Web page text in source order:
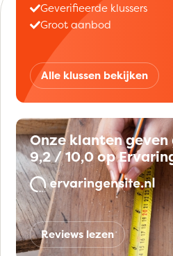
Geverifieerde klussers
Groot aanbod
Alle klussen bekijken
Onze klanten
9,2 / 10,0 op
Reviews lezen